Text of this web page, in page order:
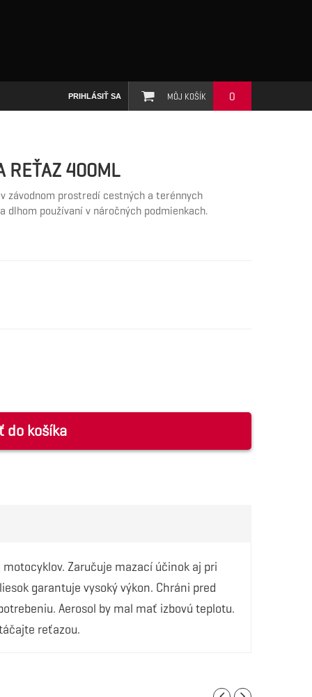
MÔJ KOŠÍK 0
PRIHLÁSIŤ SA
REŤAZ 400ML
závodnom prostredí cestných a terénnych
používaní v náročných podmienkach.
do košíka
Zaručuje mazací účinok aj pri
garantuje vysoký výkon. Chráni pred
Aerosol by mal mať izbovú teplotu.
reťazou.